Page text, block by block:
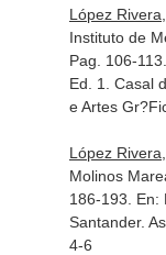
López
Instituto de
Pag. 106-113.
Ed. 1. Casal
e Artes
López
Molinos
186-193. En:
Santander.
4-6